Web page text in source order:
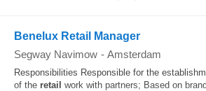
Benelux Retail Manager
Segway Navimow - Amsterdam
Responsibilities Responsible for the
of the retail work with partners; Based on